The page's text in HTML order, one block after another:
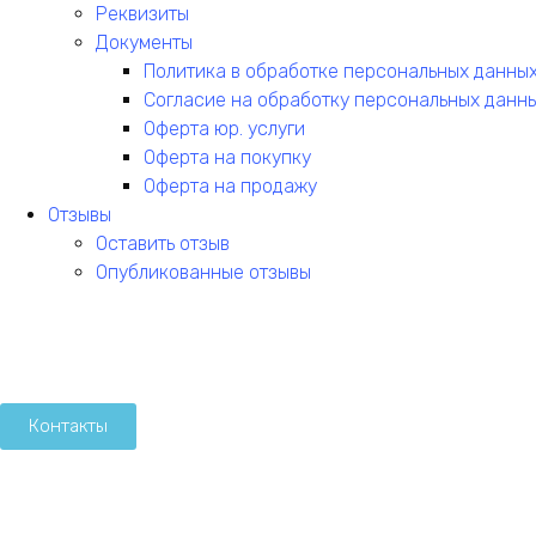
Реквизиты
Документы
Политика в обработке персональных
Согласие на обработку персональных
Оферта юр. услуги
Оферта на покупку
Оферта на продажу
Отзывы
Оставить отзыв
Опубликованные отзывы
Контакты